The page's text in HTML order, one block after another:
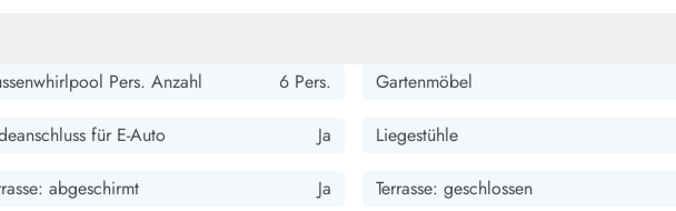
Pers. Anzahl 6 Pers. Gartenmöbel
für E-Auto Ja Liegestühle
abgeschirmt Ja Terrasse: geschlossen